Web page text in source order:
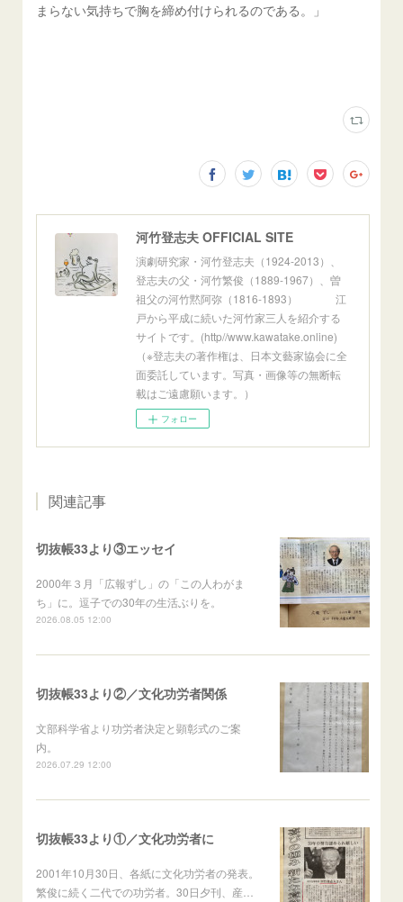
まらない気持ちで胸を締め付けられるのである。」
河竹登志夫 OFFICIAL SITE
演劇研究家・河竹登志夫（1924-2013）、
登志夫の父・河竹繁俊（1889-1967）、曽
祖父の河竹黙阿弥（1816-1893） 江
戸から平成に続いた河竹家三人を紹介する
サイトです。(http//www.kawatake.online)
（※登志夫の著作権は、日本文藝家協会に全
面委託しています。写真・画像等の無断転
載はご遠慮願います。）
フォロー
関連記事
切抜帳33より③エッセイ
2000年３月「広報ずし」の「この人わがま
ち」に。逗子での30年の生活ぶりを。
2026.08.05 12:00
切抜帳33より②／文化功労者関係
文部科学省より功労者決定と顕彰式のご案
内。
2026.07.29 12:00
切抜帳33より①／文化功労者に
2001年10月30日、各紙に文化功労者の発表。
繁俊に続く二代での功労者。30日夕刊、産…